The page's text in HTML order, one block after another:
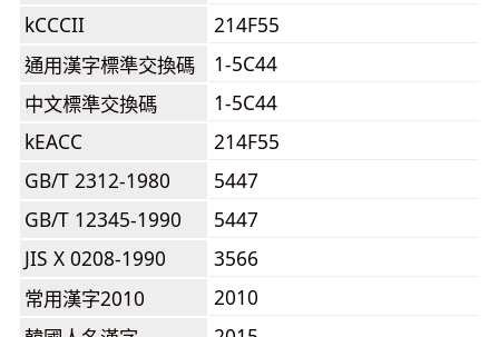
kCCCII
214F55
通用漢字標準交換碼
1-5C44
中文標準交換碼
1-5C44
kEACC
214F55
GB/T 2312-1980
5447
GB/T 12345-1990
5447
JIS X 0208-1990
3566
常用漢字2010
2010